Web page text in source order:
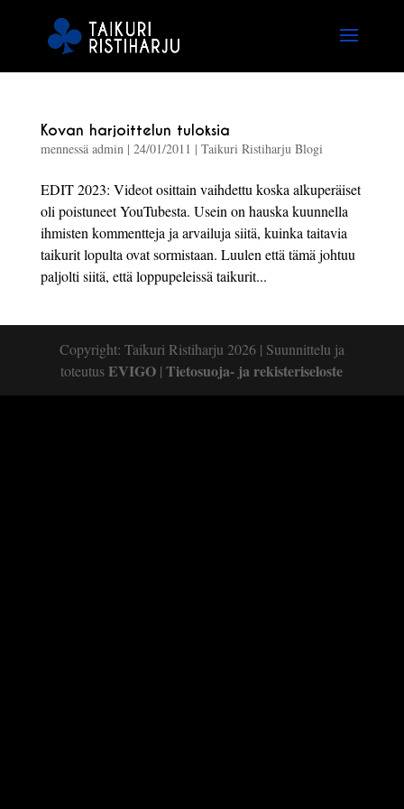
Kovan harjoittelun tuloksia
mennessä admin| 24/01/2011 | Taikuri Ristiharju Blogi
EDIT 2023: Videot osittain vaihdettu koska alkuperäiset
oli poistuneet YouTubesta. Usein on hauska kuunnella
ihmisten kommentteja ja arvailuja siitä, kuinka taitavia
taikurit lopulta ovat sormistaan. Luulen että tämä johtuu
paljolti siitä, että loppupeleissä taikurit...
Copyright: Taikuri Ristiharju 2026 | Suunnittelu ja
toteutusEVIGO |Tietosuoja- ja rekisteriseloste